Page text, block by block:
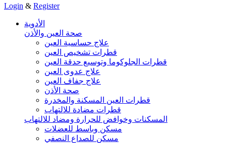
Login & Register
الأدوية
صحة العين والأذن
علاج حساسية العين
قطرات تشخيص العين
قطرات الجلوكوما وتوسيع حدقة العين
علاج عدوى العين
علاج جفاف العين
صحة الأذن
قطرات العين المسكنة والمخدرة
قطرات مضادة للالتهاب
المسكنات وخوافض للحرارة ومضاد للالتهاب
مسكن وباسط للعضلات
مسكن للصداع النصفي